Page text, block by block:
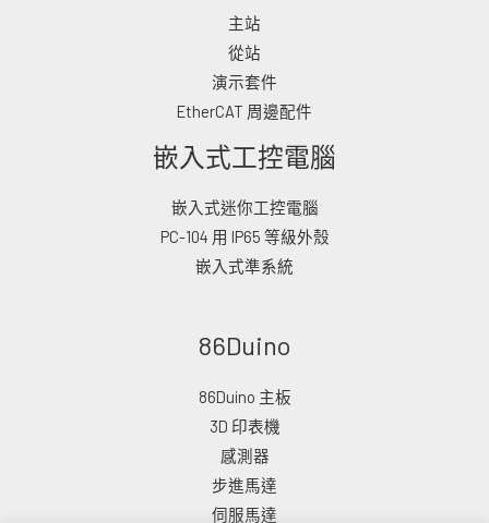
主站
從站
演示套件
EtherCAT 周邊配件
嵌入式工控電腦
嵌入式迷你工控電腦
PC-104 用 IP65 等級外殼
嵌入式準系統
86Duino
86Duino 主板
3D 印表機
感測器
步進馬達
伺服馬達